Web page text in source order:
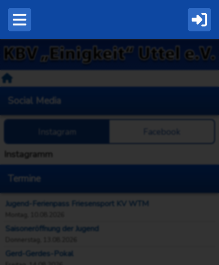
Social Media
Instagram Facebook
Instagramm
Termine
Jugend-Ferienpass Friesensport KV WTM
Saisoneröffnung der Jugend
Gerd-Gerdes-Pokal